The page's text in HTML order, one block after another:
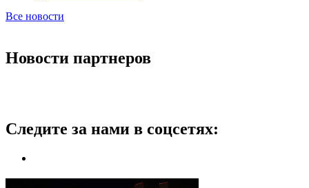
Все новости
Новости партнеров
Следите за нами в соцсетях: